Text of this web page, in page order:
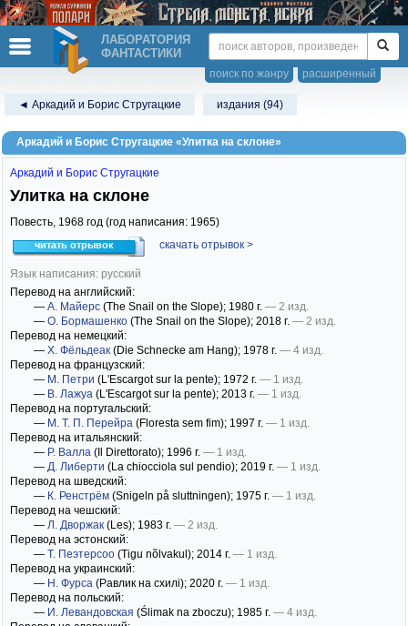
ЛАБОРАТОРИЯ
ФАНТАСТИКИ
расширенный
поиск по жанру
◄ Аркадий и Борис Стругацкие издания (94)
Аркадий и Борис Стругацкие «Улитка на склоне»
Аркадий и Борис Стругацкие
Улитка на склоне
Повесть, 1968 год (год написания: 1965)
читать отрывок скачать отрывок >
Язык написания: русский
Перевод на английский:
— А. Майерс (The Snail on the Slope); 1980 г. — 2 изд.
— О. Бормашенко (The Snail on the Slope); 2018 г. — 2 изд.
Перевод на немецкий:
— Х. Фёльдеак (Die Schnecke am Hang); 1978 г. — 4 изд.
Перевод на французский:
— М. Петри (L'Escargot sur la pente); 1972 г. — 1 изд.
— В. Лажуа (L'Escargot sur la pente); 2013 г. — 1 изд.
Перевод на португальский:
— М. Т. П. Перейра (Floresta sem fim); 1997 г. — 1 изд.
Перевод на итальянский:
— Р. Валла (Il Direttorato); 1996 г. — 1 изд.
— Д. Либерти (La chiocciola sul pendio); 2019 г. — 1 изд.
Перевод на шведский:
— К. Ренстрём (Snigeln på sluttningen); 1975 г. — 1 изд.
Перевод на чешский:
— Л. Дворжак (Les); 1983 г. — 2 изд.
Перевод на эстонский:
— Т. Пеэтерсоо (Tigu nõlvakul); 2014 г. — 1 изд.
Перевод на украинский:
— Н. Фурса (Равлик на схилі); 2020 г. — 1 изд.
Перевод на польский:
— И. Левандовская (Ślimak na zboczu); 1985 г. — 4 изд.